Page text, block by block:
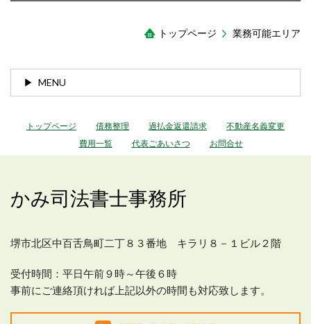
トップページ 業務可能エリア
MENU
トップページ 債務整理 過払金返還請求
不動産名義変更
費用一覧
代表ごあいさつ お問合せ
かみ司法書士事務所
堺市北区中百舌鳥町二丁８３番地 キラリ８－１ビル２階
受付時間：平日午前９時～午後６時
事前にご連絡頂ければ上記以外の時間も対応致します。